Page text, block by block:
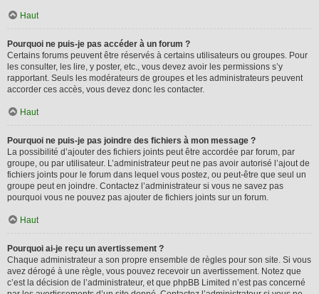
Haut
Pourquoi ne puis-je pas accéder à un forum ?
Certains forums peuvent être réservés à certains utilisateurs ou groupes. Pour
les consulter, les lire, y poster, etc., vous devez avoir les permissions s’y
rapportant. Seuls les modérateurs de groupes et les administrateurs peuvent
accorder ces accès, vous devez donc les contacter.
Haut
Pourquoi ne puis-je pas joindre des fichiers à mon message ?
La possibilité d’ajouter des fichiers joints peut être accordée par forum, par
groupe, ou par utilisateur. L’administrateur peut ne pas avoir autorisé l’ajout de
fichiers joints pour le forum dans lequel vous postez, ou peut-être que seul un
groupe peut en joindre. Contactez l’administrateur si vous ne savez pas
pourquoi vous ne pouvez pas ajouter de fichiers joints sur un forum.
Haut
Pourquoi ai-je reçu un avertissement ?
Chaque administrateur a son propre ensemble de règles pour son site. Si vous
avez dérogé à une règle, vous pouvez recevoir un avertissement. Notez que
c’est la décision de l’administrateur, et que phpBB Limited n’est pas concerné